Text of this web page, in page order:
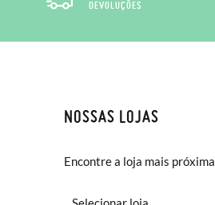
DEVOLUÇÕES
NOSSAS LOJAS
Encontre a loja mais próxima